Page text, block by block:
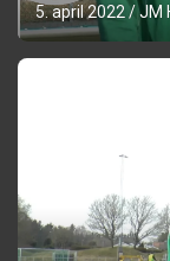
5. april 2022 JM